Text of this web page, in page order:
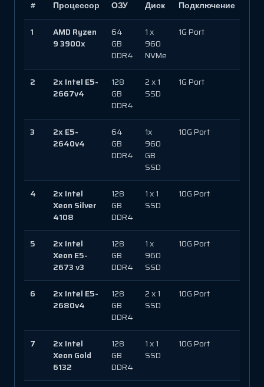
# Процессор ОЗУ Диск Подключение
1
AMD Ryzen
9 3900x
64
GB
DDR4
1 x
960
NVMe
1G Port
2
2x Intel E5-
2667v4
128
GB
DDR4
2 x 1
SSD
1G Port
3
2x E5-
2640v4
64
GB
DDR4
1x
960
GB
SSD
10G Port
4
2x Intel
Xeon Silver
4108
128
GB
DDR4
1 x 1
SSD
10G Port
5
2x Intel
Xeon E5-
2673 v3
128
GB
DDR4
1 x
960
SSD
10G Port
6
2x Intel E5-
2680v4
128
GB
DDR4
2 x 1
SSD
10G Port
7
2x Intel
Xeon Gold
6132
128
GB
DDR4
1 x 1
SSD
10G Port